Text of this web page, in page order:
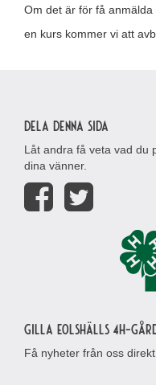
Om det är för få anmälda
en kurs kommer vi att
Dela denna sida
Låt andra få veta vad du
dina vänner.
Gilla Eolshälls 4H-
Få nyheter från oss